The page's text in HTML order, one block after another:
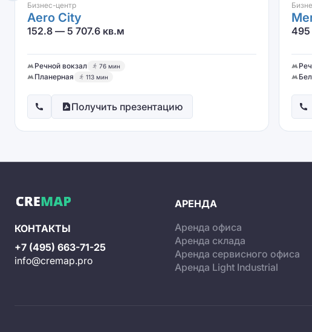
Бизнес-центр
Aero City
152.8 — 5 707.6 кв.м
Речной вокзал 76 мин
Планерная 113 мин
Получить презентацию
495
КОНТАКТЫ
+7 (495) 663-71-25
info@cremap.pro
АРЕНДА
Аренда офиса
Аренда склада
Аренда сервисного офиса
Аренда Light Industrial